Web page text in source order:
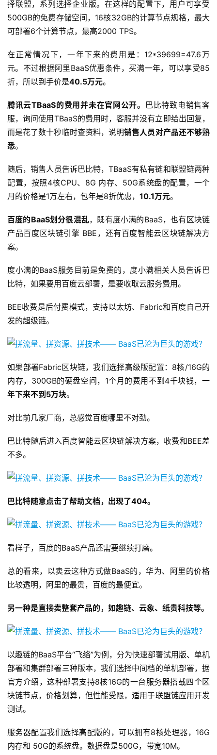
择联盟，系列选择企业版。在这样的配置下，用户可享受
500GB的免费存储空间，16核32GB的计算节点规格，最大
可部署6个计算节点，最高2000 TPS。
在正常情况下，一年下来的费用是：12*39699=47.6万
元。不过根据阿里BaaS优惠条件，买满一年，可以享受85
折，所以到手价是40.5万元。
腾讯云TBaaS的费用并未在官网公开。
巴比特致电销售客
服，询问使用TBaaS的费用时，客服并没有立即给出回复，
而是花了数十秒临时查资料，说明销售人员对产品还不够熟
悉。
随后，销售人员告诉巴比特，TBaaS有私有链和联盟链两种
配置，按照4核CPU、8G 内存、50G系统盘的配置，一个
月的价格是1万左右，包年是8折优惠， 10.1万元。
百度的BaaS划分很混乱，既有度小满的BaaS，也有区块链
产品百度区块链引擎 BBE，还有百度智能云区块链解决方
案。
度小满的BaaS服务目前是免费的，度小满相关人员告诉巴
比特，如果要用百度云部署，是要收取云服务费用。
BEE收费是后付费模式，支持以太坊、Fabric和百度自己开
发的超级链。
如果部署Fabric区块链，我们选择高级版配置：8核/16G的
内存，300GB的硬盘空间，1个月的费用不到4千块钱， 一
年下来不到5万块。
对比前几家厂商，总感觉百度哪里不对劲。
巴比特随后进入百度智能云区块链解决方案，收费和BEE差
不多。
巴比特随意点击了帮助文档，出现了404。
看样子，百度的BaaS产品还需要继续打磨。
总的看来，以卖云这种方式做BaaS的，华为、阿里的价格
比较透明，阿里的最贵，百度的最便宜。
另一种是直接卖整套产品的，如趣链、云象、纸贵科技等。
以趣链的BaaS平台“飞络”为例，分为快速部署试用版、单机
部署和集群部署三种版本，我们选择中间档的单机部署，据
官方介绍，这种部署支持8核16G的一台服务器搭载四个区
块链节点，价格划算，但性能受限，适用于联盟链应用开发
测试。
服务器配置我们选择高配版的，可以拥有8核处理器，16G
内存和 50G的系统盘。数据盘是500G，带宽10M。